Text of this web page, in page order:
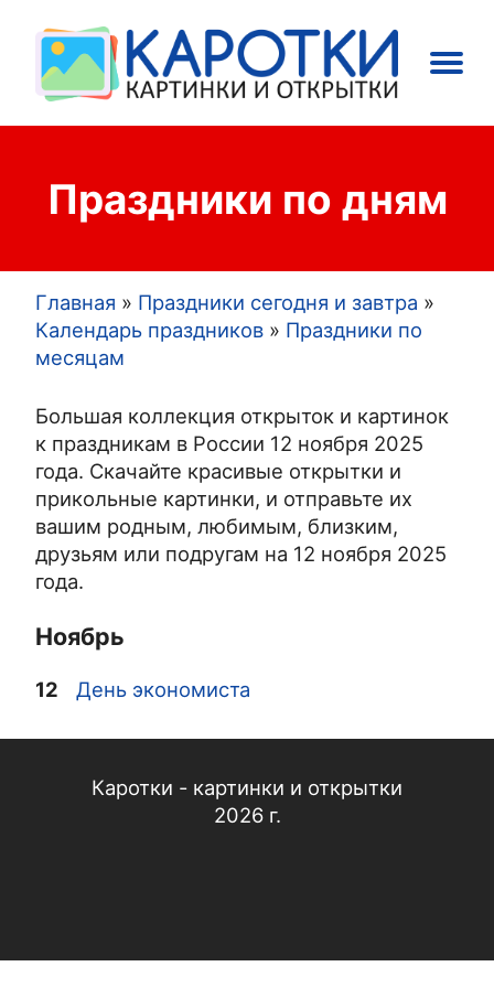
Main
Открытки
Праздники
Праздники по дням
Строка
навигации
Главная
Праздники сегодня и завтра
Календарь праздников
Праздники по
месяцам
Большая коллекция открыток и картинок
к праздникам в России 12 ноября 2025
года. Скачайте красивые открытки и
прикольные картинки, и отправьте их
вашим родным, любимым, близким,
друзьям или подругам на 12 ноября 2025
года.
Ноябрь
12 День экономиста
Каротки - картинки и открытки
2026 г.